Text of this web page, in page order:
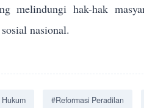
melindungi hak-hak
nasional.
#Reformasi Peradilan